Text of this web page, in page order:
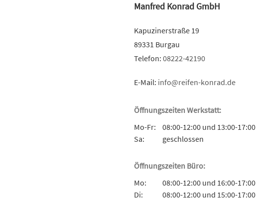
Manfred Konrad GmbH
Kapuzinerstraße 19
89331 Burgau
Telefon: 08222-42190
E-Mail: info@reifen-konrad.de
Öffnungszeiten Werkstatt:
Mo-Fr:
08:00-12:00 und 13:00-17:00
Sa:
geschlossen
Öffnungszeiten Büro:
Mo:
08:00-12:00 und 16:00-17:00
Di:
08:00-12:00 und 15:00-17:00